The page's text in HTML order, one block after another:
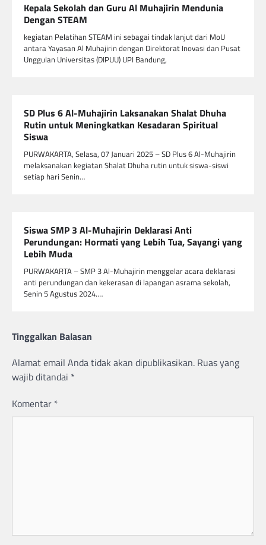
Kepala Sekolah dan Guru Al Muhajirin Mendunia
Dengan STEAM
kegiatan Pelatihan STEAM ini sebagai tindak lanjut dari MoU
antara Yayasan Al Muhajirin dengan Direktorat Inovasi dan Pusat
Unggulan Universitas (DIPUU) UPI Bandung,
SD Plus 6 Al-Muhajirin Laksanakan Shalat Dhuha
Rutin untuk Meningkatkan Kesadaran Spiritual
Siswa
PURWAKARTA, Selasa, 07 Januari 2025 – SD Plus 6 Al-Muhajirin
melaksanakan kegiatan Shalat Dhuha rutin untuk siswa-siswi
setiap hari Senin…
Siswa SMP 3 Al-Muhajirin Deklarasi Anti
Perundungan: Hormati yang Lebih Tua, Sayangi yang
Lebih Muda
PURWAKARTA – SMP 3 Al-Muhajirin menggelar acara deklarasi
anti perundungan dan kekerasan di lapangan asrama sekolah,
Senin 5 Agustus 2024.…
Tinggalkan Balasan
Alamat email Anda tidak akan dipublikasikan. Ruas yang
wajib ditandai *
Komentar *